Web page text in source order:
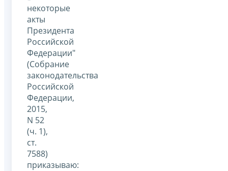
некоторые
акты
Президента
Российской
Федерации"
(Собрание
законодательства
Российской
Федерации,
2015,
N 52
(ч. 1),
ст.
7588)
приказываю: